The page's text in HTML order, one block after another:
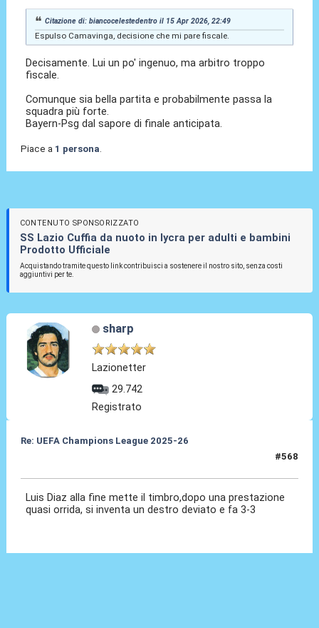
Citazione di: biancocelestedentro il 15 Apr 2026, 22:49
Espulso Camavinga, decisione che mi pare fiscale.
Decisamente. Lui un po' ingenuo, ma arbitro troppo
fiscale.
Comunque sia bella partita e probabilmente passa la
squadra più forte.
Bayern-Psg dal sapore di finale anticipata.
Piace a 1 persona
CONTENUTO SPONSORIZZATO
SS Lazio Cuffia da nuoto in lycra per adulti e bambini
Prodotto Ufficiale
Acquistando tramite questo link contribuisci a sostenere il nostro sito, senza costi
aggiuntivi per te.
sharp
Lazionetter
29.742
Registrato
Re: UEFA Champions League 2025-26
#568
Luis Diaz alla fine mette il timbro,dopo una prestazione
quasi orrida, si inventa un destro deviato e fa 3-3